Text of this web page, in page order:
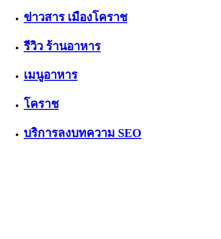
ข่าวสาร เมืองโคราช
รีวิว ร้านอาหาร
เมนูอาหาร
โคราช
บริการลงบทความ SEO